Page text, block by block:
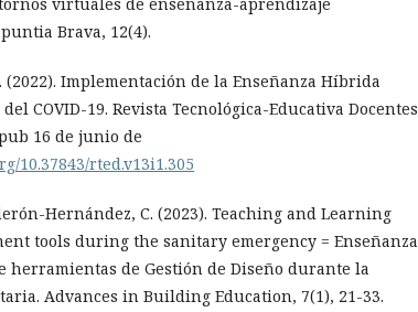
virtuales de enseñanza-aprendizaje
Brava, 12(4).
Implementación de la Enseñanza Híbrida
COVID-19. Revista Tecnológica-Educativa Docentes
16 de junio de
10.37843/rted.v13i1.305
Hernández, C. (2023). Teaching and Learning
tools during the sanitary emergency = Enseñanza
herramientas de Gestión de Diseño durante la
Advances in Building Education, 7(1), 21-33.